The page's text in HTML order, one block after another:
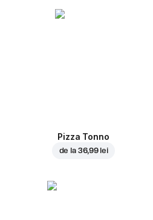
Pizza Tonno
de la 36,99 lei